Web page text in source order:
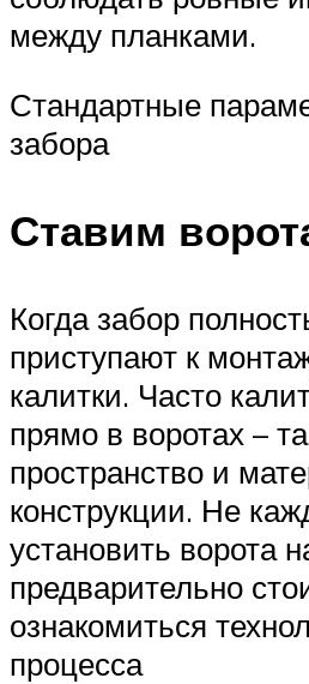
между планками.
Стандартные
забора
Ставим
Когда забор
приступают к
калитки. Часто
прямо в воротах –
пространство и
конструкции. Не
установить ворота
предварительно
ознакомиться
процесса